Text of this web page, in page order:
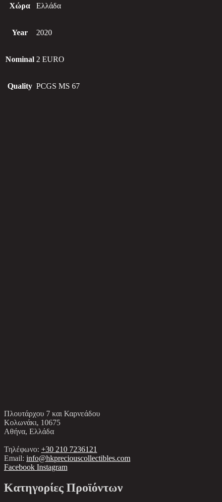
Χώρα Ελλάδα
Year 2020
Nominal 2 EURO
Quality PCGS MS 67
Πλουτάρχου 7 και Καρνεάδου
Κολωνάκι, 10675
Αθήνα, Ελλάδα
Τηλέφωνο: +30 210 7236121
Email: info@hkpreciouscollectibles.com
Facebook Instagram
Κατηγορίες Προϊόντων